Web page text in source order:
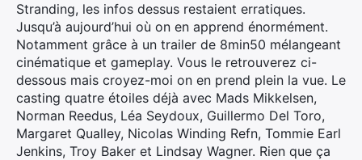
Stranding, les infos dessus restaient erratiques.
Jusqu’à aujourd’hui où on en apprend énormément.
Notamment grâce à un trailer de 8min50 mélangeant
cinématique et gameplay. Vous le retrouverez ci-
dessous mais croyez-moi on en prend plein la vue. Le
casting quatre étoiles déjà avec Mads Mikkelsen,
Norman Reedus, Léa Seydoux, Guillermo Del Toro,
Margaret Qualley, Nicolas Winding Refn, Tommie Earl
Jenkins, Troy Baker et Lindsay Wagner. Rien que ça